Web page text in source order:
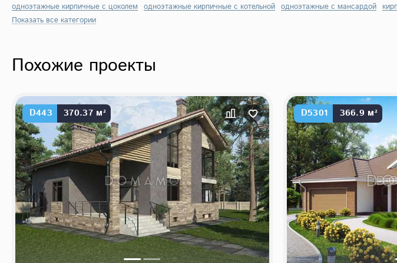
одноэтажные кирпичные с цоколем одноэтажные кирпичные с котельной одноэтажные с мансардой
Показать все категории
Похожие проекты
D443 370.37 м² D5301 366.9 м²